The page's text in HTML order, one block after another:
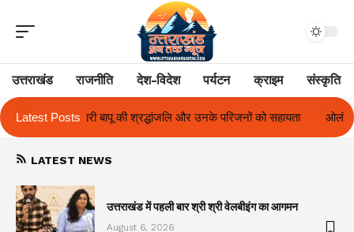
उत्तराखंड राजनीति देश-विदेश पर्यटन क्राइम संस्कृति
Latest Posts
और उनके परिजनों को सहायता ओलंपस हाई के इंटर-हाउस फुटबॉल टूर्नामेंट में
LATEST NEWS
उत्तराखंड में पहली बार श्री श्री वेलबीइंग का आगमन
August 6, 2026